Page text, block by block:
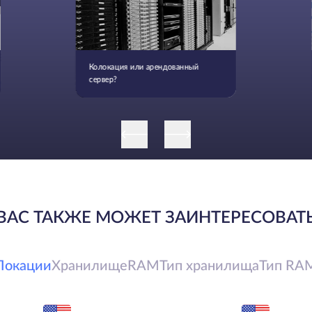
Колокация или арендованный
сервер?
ТАКЖЕ МОЖЕТ
Хранилище RAM Тип хранилищаТип